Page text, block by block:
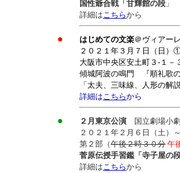
国性爺合戦「甘輝館の段 」
詳細はこちらから
● はじめての文楽＠ヴィアー
２０２１年３月７日（日
大阪市中央区安土町３-１
傾城阿波の鳴門 『順礼歌
「太夫、三味線、人形の
詳細はこちらから
● ２月東京公演
国立劇場小
２０２１年２月６日（土）
第２部（午後２時３０分 午
菅原伝授手習鑑「寺子屋の
詳細はこちらから